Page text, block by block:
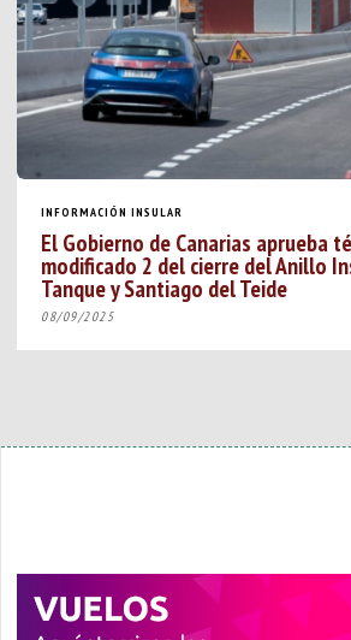
INFORMACIÓN INSULAR
El Gobierno de Canarias aprueba
modificado 2 del cierre del Anillo
Tanque y Santiago del Teide
08/09/2025